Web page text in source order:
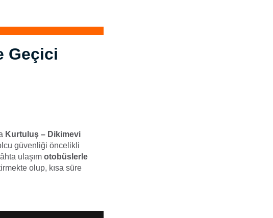
Geçici
Kurtuluş – Dikimevi
güvenliği öncelikli
ulaşım otobüslerle
olup, kısa süre